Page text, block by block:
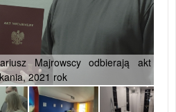
Majrowscy odbierają akt
2021 rok